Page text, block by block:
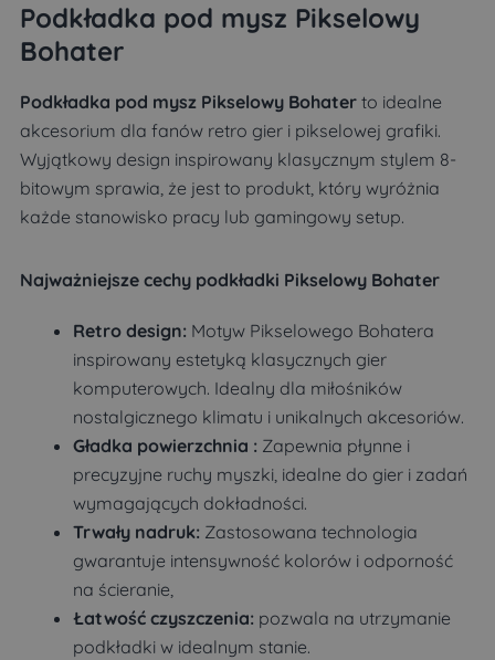
Podkładka pod mysz Pikselowy
Bohater
Podkładka pod mysz Pikselowy Bohater to idealne
akcesorium dla fanów retro gier i pikselowej grafiki.
Wyjątkowy design inspirowany klasycznym stylem 8-
bitowym sprawia, że jest to produkt, który wyróżnia
każde stanowisko pracy lub gamingowy setup.
Najważniejsze cechy podkładki Pikselowy Bohater
Retro design: Motyw Pikselowego Bohatera
inspirowany estetyką klasycznych gier
komputerowych. Idealny dla miłośników
nostalgicznego klimatu i unikalnych akcesoriów.
Gładka powierzchnia : Zapewnia płynne i
precyzyjne ruchy myszki, idealne do gier i zadań
wymagających dokładności.
Trwały nadruk: Zastosowana technologia
gwarantuje intensywność kolorów i odporność
na ścieranie,
Łatwość czyszczenia: pozwala na utrzymanie
podkładki w idealnym stanie.